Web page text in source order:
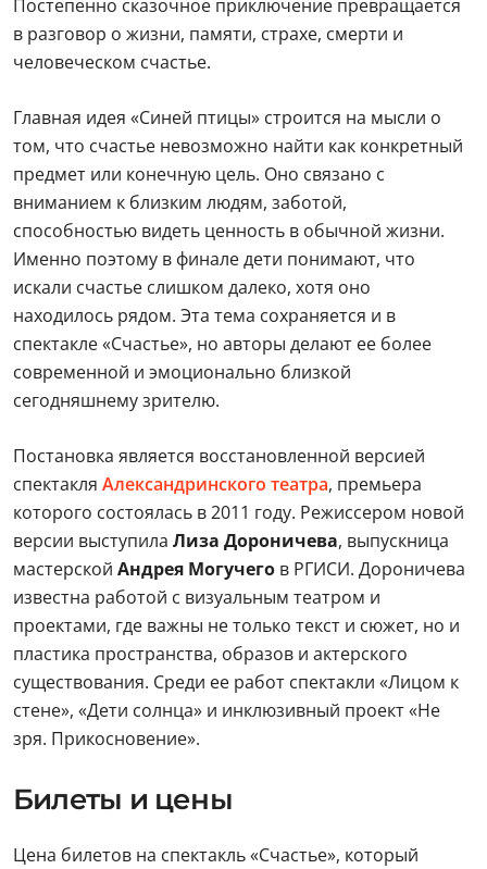
Постепенно сказочное приключение превращается
в разговор о жизни, памяти, страхе, смерти и
человеческом счастье.
Главная идея «Синей птицы» строится на мысли о
том, что счастье невозможно найти как конкретный
предмет или конечную цель. Оно связано с
вниманием к близким людям, заботой,
способностью видеть ценность в обычной жизни.
Именно поэтому в финале дети понимают, что
искали счастье слишком далеко, хотя оно
находилось рядом. Эта тема сохраняется и в
спектакле «Счастье», но авторы делают ее более
современной и эмоционально близкой
сегодняшнему зрителю.
Постановка является восстановленной версией
спектакля Александринского театра, премьера
которого состоялась в 2011 году. Режиссером новой
версии выступила Лиза Дороничева, выпускница
мастерской Андрея Могучего в РГИСИ. Дороничева
известна работой с визуальным театром и
проектами, где важны не только текст и сюжет, но и
пластика пространства, образов и актерского
существования. Среди ее работ спектакли «Лицом к
стене», «Дети солнца» и инклюзивный проект «Не
зря. Прикосновение».
Билеты и цены
Цена билетов на спектакль «Счастье», который